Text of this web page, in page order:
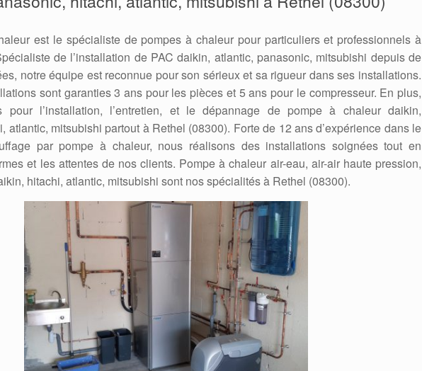
est le spécialiste de pompes à chaleur pour particuliers et professionnels à
de l’installation de PAC daikin, atlantic, panasonic, mitsubishi depuis de
notre équipe est reconnue pour son sérieux et sa rigueur dans ses installations.
sont garanties 3 ans pour les pièces et 5 ans pour le compresseur. En plus,
pour l’installation, l’entretien, et le dépannage de pompe à chaleur daikin,
atlantic, mitsubishi partout à Rethel (08300). Forte de 12 ans d’expérience dans le
par pompe à chaleur, nous réalisons des installations soignées tout en
et les attentes de nos clients. Pompe à chaleur air-eau, air-air haute pression,
hitachi, atlantic, mitsubishi sont nos spécialités à Rethel (08300).